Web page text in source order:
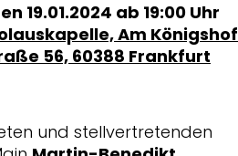
19.01.2024 ab 19:00 Uhr
Am Königshof
56, 60388 Frankfurt
und stellvertretenden